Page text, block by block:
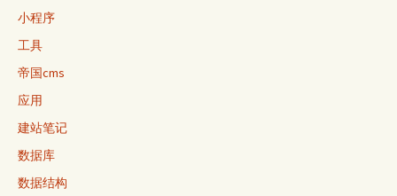
小程序
工具
帝国cms
应用
建站笔记
数据库
数据结构